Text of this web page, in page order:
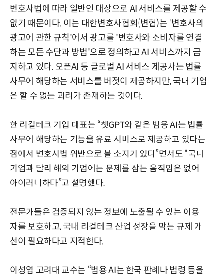
변호사법에 따라 일반인 대상으로 AI 서비스를 제공할 수
없기 때문이다. 이는 대한변호사협회(변협)는 '변호사의
광고에 관한 규칙'에서 광고를 '변호사와 소비자를 연결
하는 모든 수단과 방법'으로 정의하고 AI 서비스까지 금
지하고 있다. 오픈AI 등 글로벌 AI 서비스 제공사는 법률
사무에 해당하는 서비스를 버젓이 제공하지만, 국내 기업
은 할 수 없는 괴리가 존재하는 것이다.
한 리걸테크 기업 대표는 “챗GPT와 같은 범용 AI는 법률
사무에 해당하는 기능을 유료 서비스로 제공하고 있다는
점에서 변호사법 위반으로 볼 소지가 있다”면서도 “국내
기업과 달리 해외 기업에는 문제를 삼는 움직임은 없어
아이러니하다”고 설명했다.
전문가들은 검증되지 않는 정보에 노출될 수 있는 이용
자를 보호하고, 국내 리걸테크 산업 성장을 막는 규제 개
선이 필요하다고 지적한다.
이성엽 고려대 교수는 “범용 AI는 한국 판례나 법령 등을